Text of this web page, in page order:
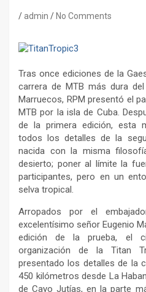
admin No Comments
Tras once ediciones de la
carrera de MTB más dura
Marruecos, RPM presentó el
MTB por la isla de Cuba.
de la primera edición, esta
todos los detalles de la
nacida con la misma
desierto; poner al límite la
participantes, pero en un
selva tropical.
Arropados por el
excelentísimo señor Eugenio
edición de la prueba, el
organización de la Titan
presentado los detalles de la
450 kilómetros desde La
de Cayo Jutías, en la parte